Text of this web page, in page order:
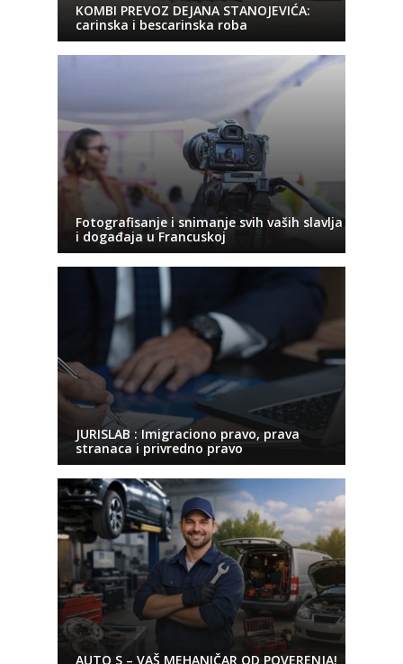
KOMBI PREVOZ DEJANA STANOJEVIĆA:
carinska i bescarinska roba
Fotografisanje i snimanje svih vaših slavlja
i događaja u Francuskoj
JURISLAB : Imigraciono pravo, prava
stranaca i privredno pravo
AUTO S – VAŠ MEHANIČAR OD POVERENJA!